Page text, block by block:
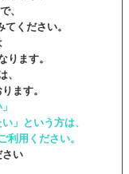
、
ください。
ります。
、
ます。
」という方は、
利用ください。
さい